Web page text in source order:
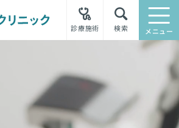
診療施術 検索 メニュー